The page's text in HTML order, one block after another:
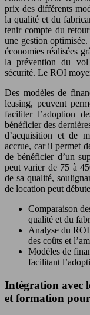
prix des différents
la qualité et du
tenir compte du
une gestion
économies réalisées
la prévention du
sécurité. Le ROI
Des modèles de
leasing, peuvent
faciliter l’adoption
bénéficier des
d’acquisition et de
accrue, car il permet
de bénéficier d’un
peut varier de 75 à
de sa qualité,
de location peut
Comparaison
qualité et du
Analyse du ROI
des coûts et
Modèles de
facilitant
Intégration avec
et formation